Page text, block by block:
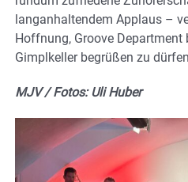
langanhaltendem Applaus –
Hoffnung, Groove Department
Gimplkeller begrüßen zu
MJV / Fotos: Uli Huber